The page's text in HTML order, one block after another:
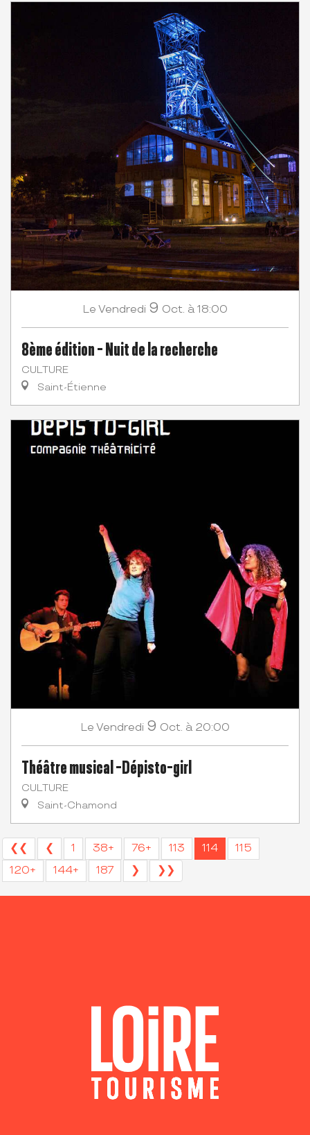
Le Vendredi 9 Oct. à 18:00
8ème édition - Nuit de la recherche
CULTURE
Saint-Étienne
Le Vendredi 9 Oct. à 20:00
Théâtre musical -Dépisto-girl
CULTURE
Saint-Chamond
❮❮ ❮ 1 38+ 76+ 113 114
115
120+
144+ 187 ❯ ❯❯